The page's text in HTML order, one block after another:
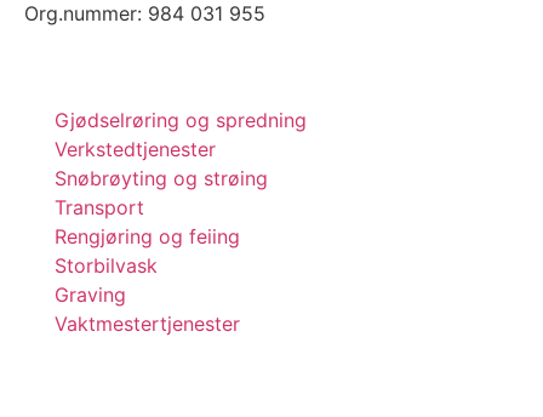
Org.nummer: 984 031 955
Gjødselrøring og spredning
Verkstedtjenester
Snøbrøyting og strøing
Transport
Rengjøring og feiing
Storbilvask
Graving
Vaktmestertjenester